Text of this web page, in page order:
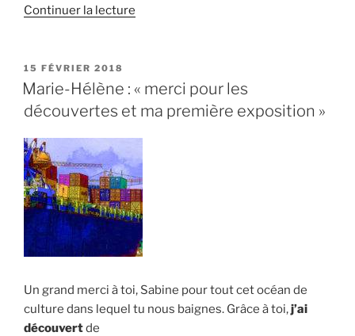
Continuer la lecture
« Sabine
a
nous
donner
ces
outils
qui
aident
à
ces
obstacles
PUBLIÉ
LE
15 FÉVRIER 2018
Marie-Hélène : « merci pour les
découvertes et ma première exposition »
Un grand merci à toi, Sabine pour tout cet océan de
culture dans lequel tu nous baignes. Grâce à toi,j’ai
découvertde